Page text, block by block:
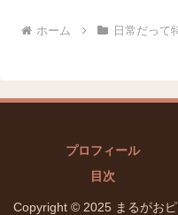
ホーム 日常だって
プロフィール
目次
Copyright © 2025 まるがお